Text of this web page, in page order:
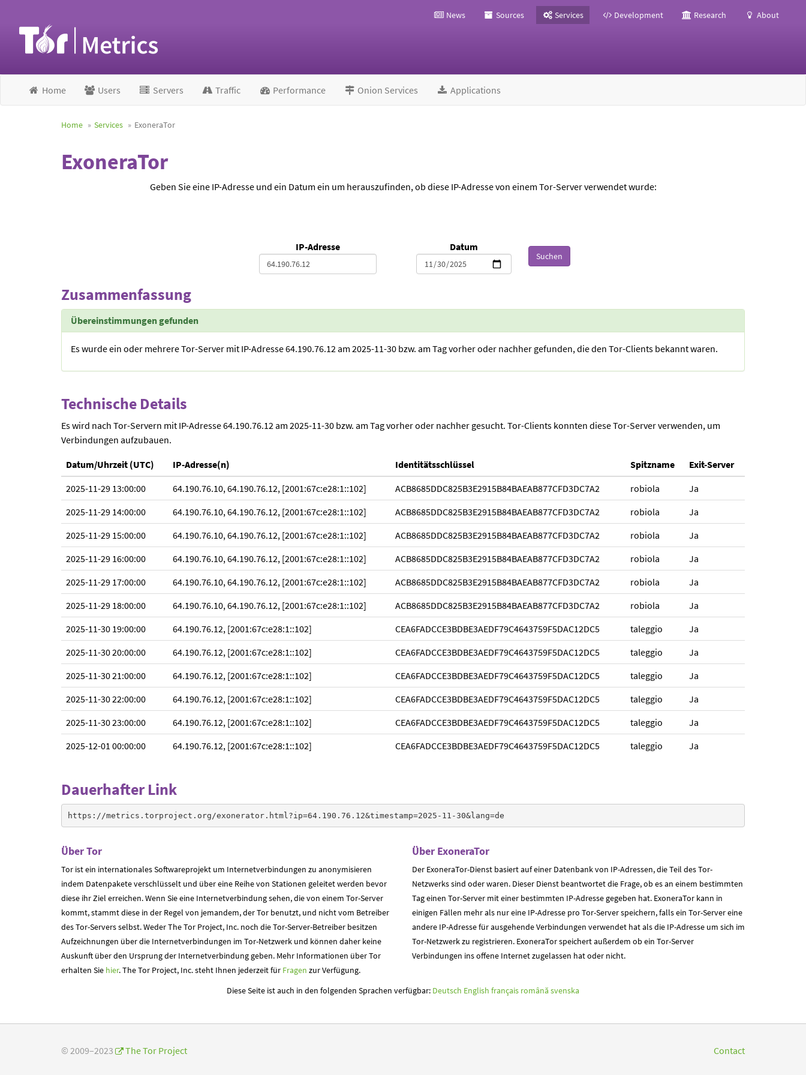
News Sources Services Development Research About
Home Users Servers Traffic Performance Onion Services Applications
Home Services ExoneraTor
ExoneraTor
Geben Sie eine IP-Adresse und ein Datum ein um herauszufinden, ob diese IP-Adresse von einem Tor-Server verwendet wurde:
IP-Adresse Datum
Suchen
Zusammenfassung
Übereinstimmungen gefunden
Es wurde ein oder mehrere Tor-Server mit IP-Adresse 64.190.76.12 am 2025-11-30 bzw. am Tag vorher oder nachher gefunden, die den Tor-Clients bekannt waren.
Technische Details
Es wird nach Tor-Servern mit IP-Adresse 64.190.76.12 am 2025-11-30 bzw. am Tag vorher oder nachher gesucht. Tor-Clients konnten diese Tor-Server verwenden, um
Verbindungen aufzubauen.
Datum/Uhrzeit (UTC) IP-Adresse(n) Identitätsschlüssel Spitzname
Exit-Server
2025-11-29 13:00:00
64.190.76.10, 64.190.76.12, [2001:67c:e28:1::102] ACB8685DDC825B3E2915B84BAEAB877CFD3DC7A2 robiola
Ja
2025-11-29 14:00:00
64.190.76.10, 64.190.76.12, [2001:67c:e28:1::102] ACB8685DDC825B3E2915B84BAEAB877CFD3DC7A2 robiola
Ja
2025-11-29 15:00:00
64.190.76.10, 64.190.76.12, [2001:67c:e28:1::102] ACB8685DDC825B3E2915B84BAEAB877CFD3DC7A2 robiola
Ja
2025-11-29 16:00:00
64.190.76.10, 64.190.76.12, [2001:67c:e28:1::102] ACB8685DDC825B3E2915B84BAEAB877CFD3DC7A2 robiola
Ja
2025-11-29 17:00:00
64.190.76.10, 64.190.76.12, [2001:67c:e28:1::102] ACB8685DDC825B3E2915B84BAEAB877CFD3DC7A2 robiola
Ja
2025-11-29 18:00:00
64.190.76.10, 64.190.76.12, [2001:67c:e28:1::102] ACB8685DDC825B3E2915B84BAEAB877CFD3DC7A2 robiola
Ja
2025-11-30 19:00:00
64.190.76.12, [2001:67c:e28:1::102] CEA6FADCCE3BDBE3AEDF79C4643759F5DAC12DC5 taleggio
Ja
2025-11-30 20:00:00
64.190.76.12, [2001:67c:e28:1::102] CEA6FADCCE3BDBE3AEDF79C4643759F5DAC12DC5 taleggio
Ja
2025-11-30 21:00:00
64.190.76.12, [2001:67c:e28:1::102] CEA6FADCCE3BDBE3AEDF79C4643759F5DAC12DC5 taleggio
Ja
2025-11-30 22:00:00
64.190.76.12, [2001:67c:e28:1::102] CEA6FADCCE3BDBE3AEDF79C4643759F5DAC12DC5 taleggio
Ja
2025-11-30 23:00:00
64.190.76.12, [2001:67c:e28:1::102] CEA6FADCCE3BDBE3AEDF79C4643759F5DAC12DC5 taleggio
Ja
2025-12-01 00:00:00
64.190.76.12, [2001:67c:e28:1::102] CEA6FADCCE3BDBE3AEDF79C4643759F5DAC12DC5 taleggio Ja
Dauerhafter Link
https://metrics.torproject.org/exonerator.html?ip=64.190.76.12&timestamp=2025-11-30&lang=de
Über Tor
Tor ist ein internationales Softwareprojekt um Internetverbindungen zu anonymisieren
indem Datenpakete verschlüsselt und über eine Reihe von Stationen geleitet werden bevor
diese ihr Ziel erreichen. Wenn Sie eine Internetverbindung sehen, die von einem Tor-Server
kommt, stammt diese in der Regel von jemandem, der Tor benutzt, und nicht vom Betreiber
des Tor-Servers selbst. Weder The Tor Project, Inc. noch die Tor-Server-Betreiber besitzen
Aufzeichnungen über die Internetverbindungen im Tor-Netzwerk und können daher keine
Auskunft über den Ursprung der Internetverbindung geben. Mehr Informationen über Tor
erhalten Sie hier. The Tor Project, Inc. steht Ihnen jederzeit für Fragen zur Verfügung.
Über ExoneraTor
Der ExoneraTor-Dienst basiert auf einer Datenbank von IP-Adressen, die Teil des Tor-
Netzwerks sind oder waren. Dieser Dienst beantwortet die Frage, ob es an einem bestimmten
Tag einen Tor-Server mit einer bestimmten IP-Adresse gegeben hat. ExoneraTor kann in
einigen Fällen mehr als nur eine IP-Adresse pro Tor-Server speichern, falls ein Tor-Server eine
andere IP-Adresse für ausgehende Verbindungen verwendet hat als die IP-Adresse um sich im
Tor-Netzwerk zu registrieren. ExoneraTor speichert außerdem ob ein Tor-Server
Verbindungen ins offene Internet zugelassen hat oder nicht.
Diese Seite ist auch in den folgenden Sprachen verfügbar: Deutsch English français română svenska
© 2009–2023 The Tor Project Contact